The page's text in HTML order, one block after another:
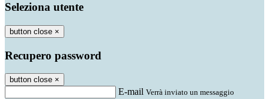
Seleziona utente
button close ×
Recupero password
button close ×
E-mail Verrà inviato un messaggio